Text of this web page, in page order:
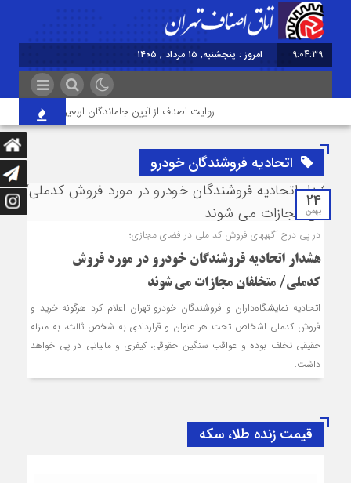
9:04:39 امروز : پنجشنبه, ۱۵ مرداد , ۱۴۰۵
روایت اصناف از آیین جاماندگان اربعین در تهران؛ از
اتحادیه فروشندگان خودرو
24
بهمن
در پی درج آگهی‎های فروش کد ملی در فضای مجازی؛
هشدار اتحادیه فروشندگان خودرو در مورد فروش
کدملی/ متخلفان مجازات می شوند
اتحادیه نمایشگاه‌داران و فروشندگان خودرو تهران اعلام کرد هرگونه خرید و
فروش کدملی اشخاص تحت هر عنوان و قراردادی به شخص ثالث، به منزله‌
حقیقی تخلف بوده و عواقب سنگین حقوقی، کیفری و مالیاتی در پی خواهد
داشت.
قیمت زنده طلا، سکه